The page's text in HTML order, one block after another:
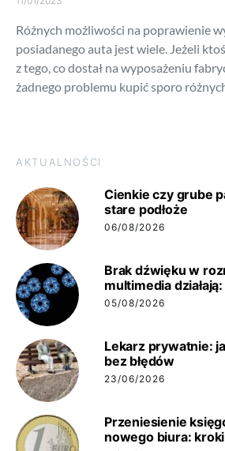
Różnych możliwości na poprawienie
posiadanego auta jest wiele. Jeżeli
z tego, co dostał na wyposażeniu
żadnego problemu kupić sporo
AKTUALNOŚCI
Cienkie czy grube
stare podłoże
06/08/2026
Brak dźwięku w
multimedia
05/08/2026
Lekarz prywatnie:
bez błędów
23/06/2026
Przeniesienie
nowego biura: kroki